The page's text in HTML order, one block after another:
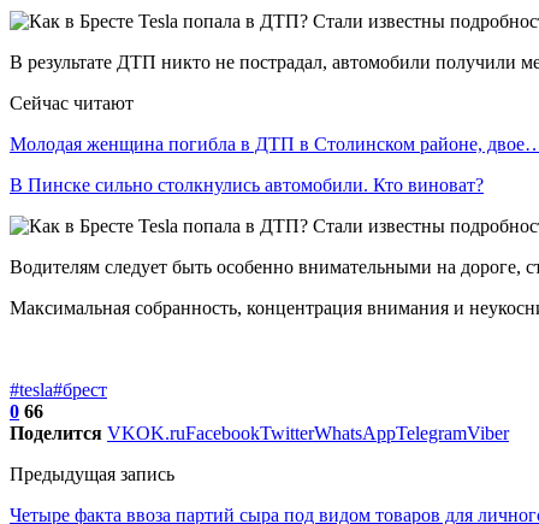
В результате ДТП никто не пострадал, автомобили получили
Сейчас читают
Молодая женщина погибла в ДТП в Столинском районе,
В Пинске сильно столкнулись автомобили. Кто виноват?
Водителям следует быть особенно внимательными на дороге,
Максимальная собранность, концентрация внимания и
#tesla#брест
0 66
Поделится VKOK.ruFacebookTwitterWhatsAppTelegramViber
Предыдущая запись
Четыре факта ввоза партий сыра под видом товаров для